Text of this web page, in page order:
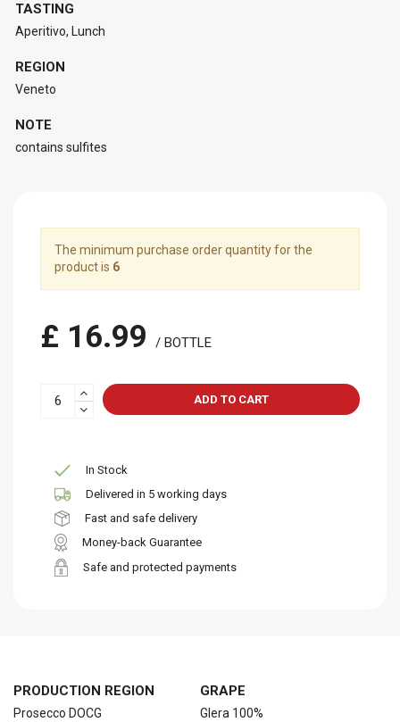
TASTING
Aperitivo, Lunch
REGION
Veneto
NOTE
contains sulfites
The minimum purchase order quantity for the
product is 6
£ 16.99 / BOTTLE
ADD TO CART
In Stock
Delivered in 5 working days
Fast and safe delivery
Money-back Guarantee
Safe and protected payments
PRODUCTION REGION
Prosecco DOCG
GRAPE
Glera 100%